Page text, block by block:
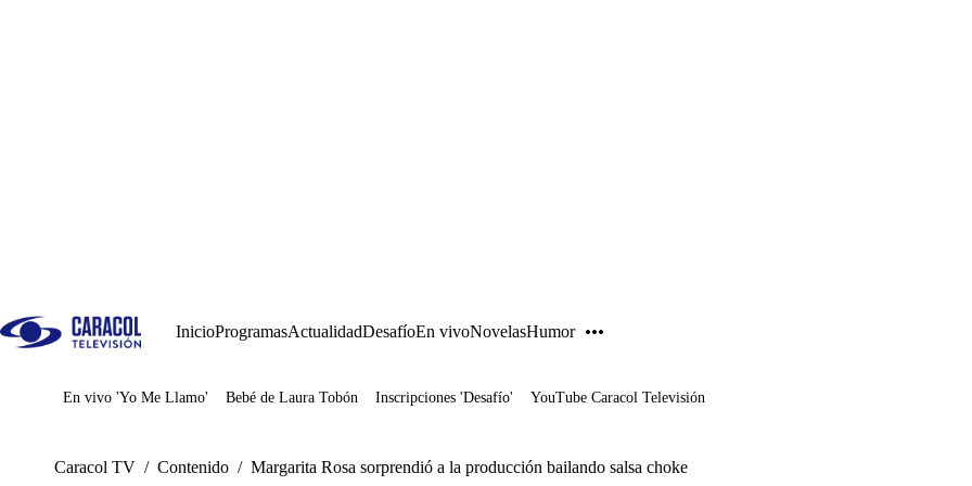
InicioProgramasActualidadDesafíoEn vivoNovelasHumor
Juegos
En vivo 'Yo Me Llamo' Bebé de Laura Tobón Inscripciones 'Desafío' YouTube Caracol Televisión
Caracol TV / Contenido / Margarita Rosa sorprendió a la producción bailando salsa choke